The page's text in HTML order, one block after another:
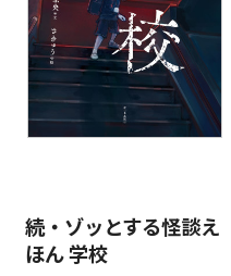
続・ゾッとする怪談え
ほん 学校